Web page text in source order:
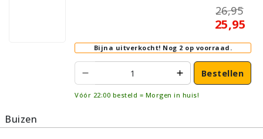
26,95
25,95
Bijna uitverkocht! Nog 2 op voorraad.
Bestellen
Vóór 22:00 besteld = Morgen in huis!
Buizen